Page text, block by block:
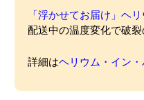
「浮かせてお届け」ヘ
配送中の温度変化で破
詳細はヘリウム・イン